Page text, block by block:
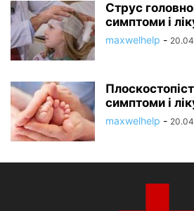
Струс
симптоми і
maxwelhelp -
симптоми і
maxwelhelp -